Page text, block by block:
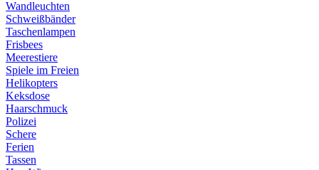
Wandleuchten
Schweißbänder
Taschenlampen
Frisbees
Meerestiere
Spiele im Freien
Helikopters
Keksdose
Haarschmuck
Polizei
Schere
Ferien
Tassen